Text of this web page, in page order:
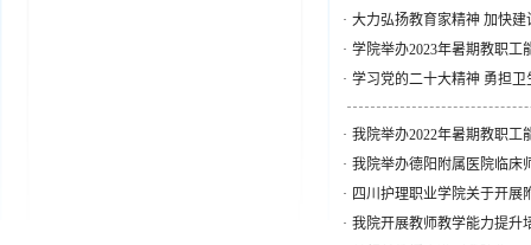
· 大力弘扬教育家精神 加快
· 学院举办2023年暑期教职工
· 学习党的二十大精神 勇担
· 我院举办2022年暑期教职工
· 我院举办德阳附属医院临床
· 四川护理职业学院关于开展
· 我院开展教师教学能力提